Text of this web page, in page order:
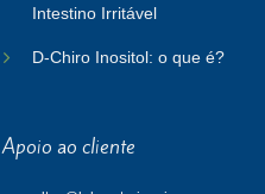
Intestino Irritável
D-Chiro Inositol: o que é?
Apoio ao cliente